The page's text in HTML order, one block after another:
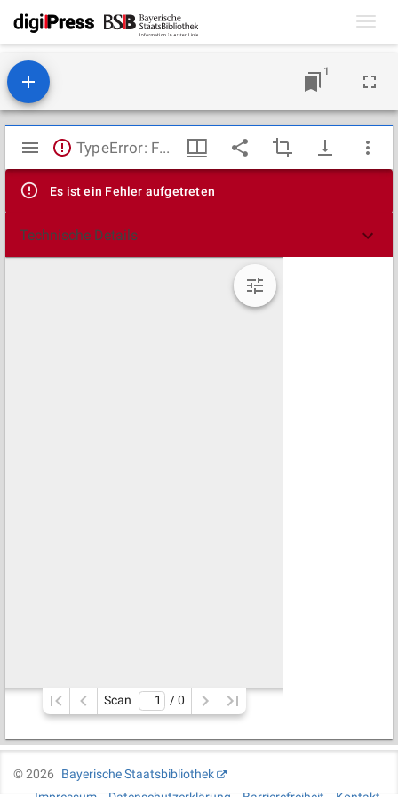
1
Mirador
Viewer
TypeError: Failed to fetch
Es ist ein Fehler aufgetreten
Technische Details
Scan / 0
©2026
Bayerische Staatsbibliothek